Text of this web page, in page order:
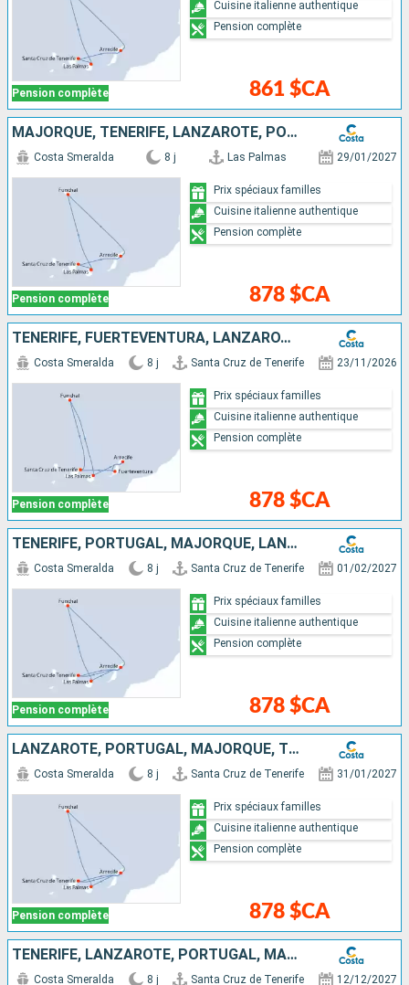
Pension complète 861 $CA
Cuisine italienne authentique
Pension complète
MAJORQUE, TENERIFE, LANZAROTE, PORTUGAL
Pension complète
Costa Smeralda 8 j Las Palmas 29/01/2027
878 $CA
Prix spéciaux familles
Cuisine italienne authentique
Pension complète
TENERIFE, FUERTEVENTURA, LANZAROTE, MAJORQUE, PORTUGAL
Pension complète
Costa Smeralda 8 j Santa Cruz de Tenerife 23/11/2026
878 $CA
Prix spéciaux familles
Cuisine italienne authentique
Pension complète
TENERIFE, PORTUGAL, MAJORQUE, LANZAROTE
Pension complète
Costa Smeralda 8 j Santa Cruz de Tenerife 01/02/2027
878 $CA
Prix spéciaux familles
Cuisine italienne authentique
Pension complète
LANZAROTE, PORTUGAL, MAJORQUE, TENERIFE
Pension complète
Costa Smeralda 8 j Santa Cruz de Tenerife 31/01/2027
878 $CA
Prix spéciaux familles
Cuisine italienne authentique
Pension complète
TENERIFE, LANZAROTE, PORTUGAL, MAJORQUE, FUERTEVENTURA
Costa Smeralda 8 j Santa Cruz de Tenerife 12/12/2027